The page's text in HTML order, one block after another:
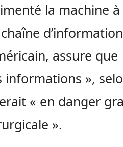
la machine à
assure que
informations »,
« en danger
».